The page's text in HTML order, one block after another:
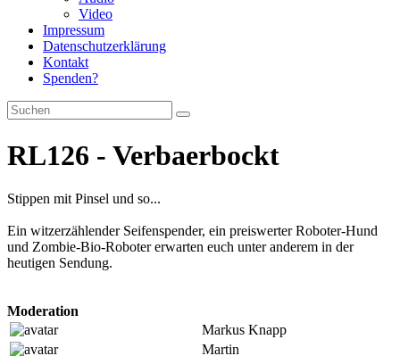
Video
Impressum
Datenschutzerklärung
Kontakt
Spenden?
RL126 - Verbaerbockt
Stippen mit Pinsel und so...
Ein witzerzählender Seifenspender, ein preiswerter Roboter-Hund
und Zombie-Bio-Roboter erwarten euch unter anderem in der
heutigen Sendung.
Moderation
Markus Knapp
Martin